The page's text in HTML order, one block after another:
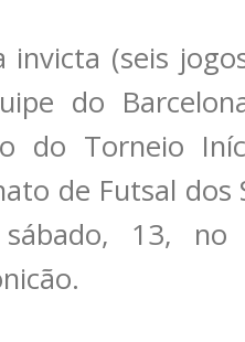
invicta (seis
do
do Torneio
de Futsal
13, no